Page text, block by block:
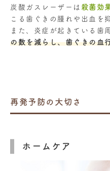
炭酸ガスレーザーは 殺菌効
こる歯ぐきの腫れや出血を
また、炎症が起きている歯
の数を減らし、歯ぐきの血
再発予防の大切さ
ホームケア